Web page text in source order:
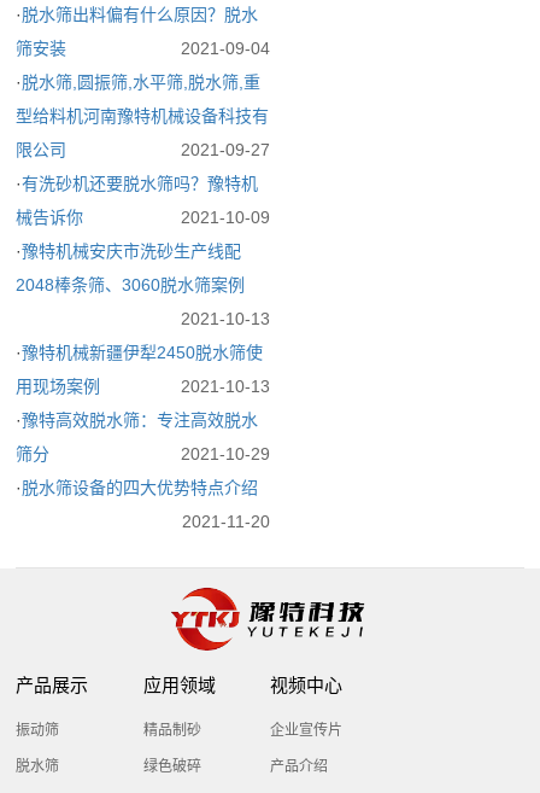
题
资
质
·脱水筛出料偏有什么原因？脱水
筛安装
2021-09-04
·脱水筛,圆振筛,水平筛,脱水筛,重
型给料机河南豫特机械设备科技有
限公司
2021-09-27
·有洗砂机还要脱水筛吗？豫特机
械告诉你
2021-10-09
·豫特机械安庆市洗砂生产线配
2048棒条筛、3060脱水筛案例
2021-10-13
·豫特机械新疆伊犁2450脱水筛使
用现场案例
2021-10-13
·豫特高效脱水筛​：专注高效脱水
筛分
2021-10-29
·脱水筛设备的四大优势特点介绍
2021-11-20
产品展示
振动筛
脱水筛
应用领域
精品制砂
绿色破碎
视频中心
企业宣传片
产品介绍